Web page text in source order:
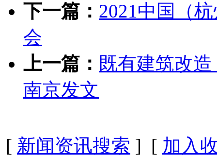
下一篇： 2021中国（
会
上一篇： 既有建筑改
南京发文
[ 新闻资讯搜索 ] [ 加入